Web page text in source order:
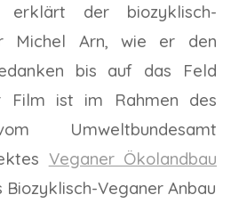
erklärt der biozyklisch-
Michel Arn, wie er den
bis auf das Feld
Film ist im Rahmen des
Umweltbundesamt
Veganer Ökolandbau
Veganer Anbau